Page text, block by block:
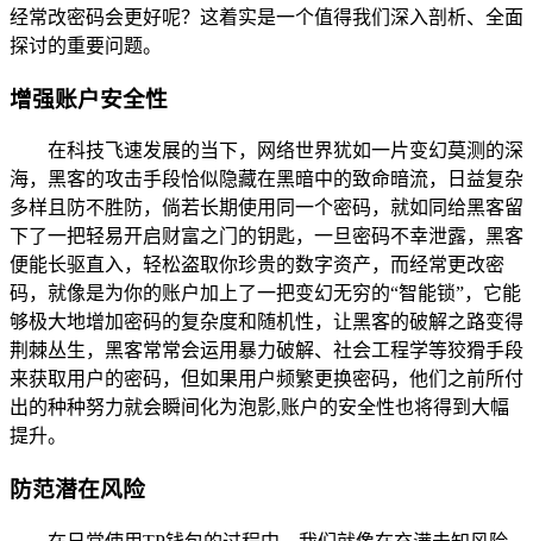
经常改密码会更好呢？这着实是一个值得我们深入剖析、全面
探讨的重要问题。
增强账户安全性
在科技飞速发展的当下，网络世界犹如一片变幻莫测的深
海，黑客的攻击手段恰似隐藏在黑暗中的致命暗流，日益复杂
多样且防不胜防，倘若长期使用同一个密码，就如同给黑客留
下了一把轻易开启财富之门的钥匙，一旦密码不幸泄露，黑客
便能长驱直入，轻松盗取你珍贵的数字资产，而经常更改密
码，就像是为你的账户加上了一把变幻无穷的“智能锁”，它能
够极大地增加密码的复杂度和随机性，让黑客的破解之路变得
荆棘丛生，黑客常常会运用暴力破解、社会工程学等狡猾手段
来获取用户的密码，但如果用户频繁更换密码，他们之前所付
出的种种努力就会瞬间化为泡影,账户的安全性也将得到大幅
提升。
防范潜在风险